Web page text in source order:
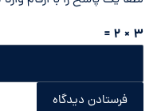
3 × 2 =
فرستادن دیدگاه